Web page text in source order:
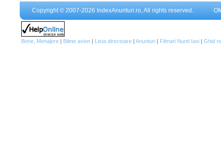
Copyright © 2007-2026 IndexAnunturi.ro, All rights reserved.
Bone, Menajere | Bilete avion | Lista directoare | Anunturi | Filmari Nunti Iasi | Ghid